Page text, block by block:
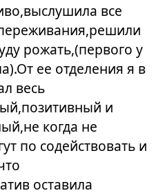
все
рожать,(первого у
ее отделения я в
весь
и
когда не
по содействовать и
оставила